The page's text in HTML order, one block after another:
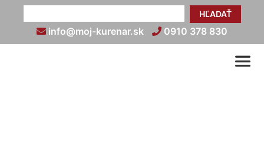
HĽADAŤ
info@moj-kurenar.sk 0910 378 830